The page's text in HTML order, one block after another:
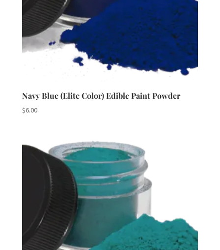
Navy Blue (Elite Color) Edible Paint Powder
$6.00